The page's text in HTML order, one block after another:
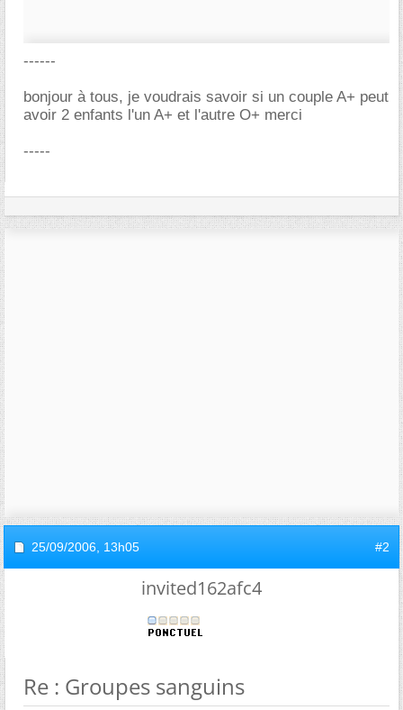
------
bonjour à tous, je voudrais savoir si un couple A+ peut
avoir 2 enfants l'un A+ et l'autre O+ merci
-----
25/09/2006, 13h05 #2
invited162afc4
Re : Groupes sanguins